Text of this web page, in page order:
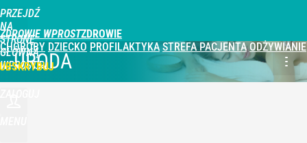
PRZEJDŹ
NA
STRONĘ
GŁÓWNĄ
WPROST.PL
ZDROWIE WPROST
CHOROBY DZIECKO PROFILAKTYKA STREFA PACJENTA ODŻYWIANIE
URODA